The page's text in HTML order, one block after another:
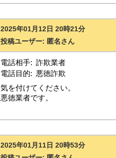
2025年01月12日 20時21分
投稿ユーザー: 匿名さん
電話相手: 詐欺業者
電話目的: 悪徳詐欺
気を付けてください。
悪徳業者です。
2025年01月11日 20時53分